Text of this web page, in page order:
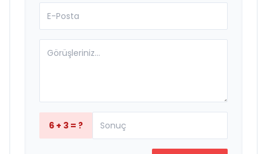
6 + 3 = ?